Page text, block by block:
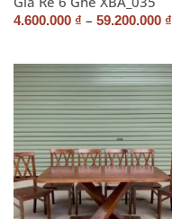
4.600.000 ₫ – 59.200.000 ₫